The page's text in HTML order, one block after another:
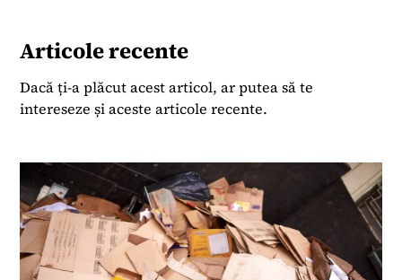
Articole recente
Dacă ți-a plăcut acest articol, ar putea să te
intereseze și aceste articole recente.